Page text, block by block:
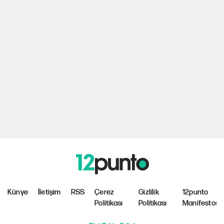
Künye İletişim RSS
Çerez
Politikası
Gizlilik
Politikası
12punto
Manifestosu